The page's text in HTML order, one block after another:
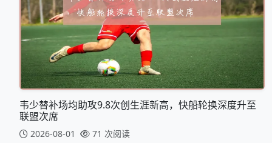
韦少替补场均助攻9.8次创生涯新高，快船轮换深度升至
联盟次席
2026-08-01 71 次阅读